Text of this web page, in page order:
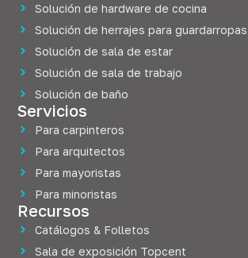
Solución de hardware de cocina
Solución de herrajes para guardarropas
Solución de sala de estar
Solución de sala de trabajo
Solución de baño
Servicios
Para carpinteros
Para arquitectos
Para mayoristas
Para minoristas
Recursos
Catálogos & Folletos
Sala de exposición Topcent